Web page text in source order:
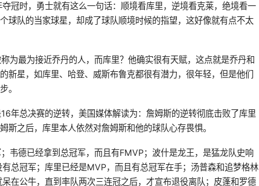
冠时，勇士就有这么一句话：顺境看库里，逆境看克莱，绝境看一
球队的当家球星，却成了球队顺境时候的指望，这好像就有点不太
为最为接近乔丹的人，而库里？他确实很有天赋，这点就是乔丹和
新星，如库里、哈登、威斯布鲁克都很有潜力，很年轻，但是他们
。
年总决赛的逆转，美国媒体解读为：詹姆斯的逆转彻底击败了库里
斯之后，库里本人依然对詹姆斯和他的球队心存畏惧。
韦德已经拿到总冠军，而且有FMVP；波什是龙王，是猛龙队史响
总冠军；库里已经是MVP，而且有总冠军在手；汤普森和追梦格林
在公牛，直到率队两次三连冠之后，才宣布退役离队；皮蓬和罗德